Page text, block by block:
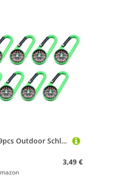
2. Tragbare 9pcs Outdoor Schlüsselbundkompasse Mit Carabiner Multifunktionsnavigationstool Für Camping Fischerei Teenager Abenteuerkompasse
3,49 €